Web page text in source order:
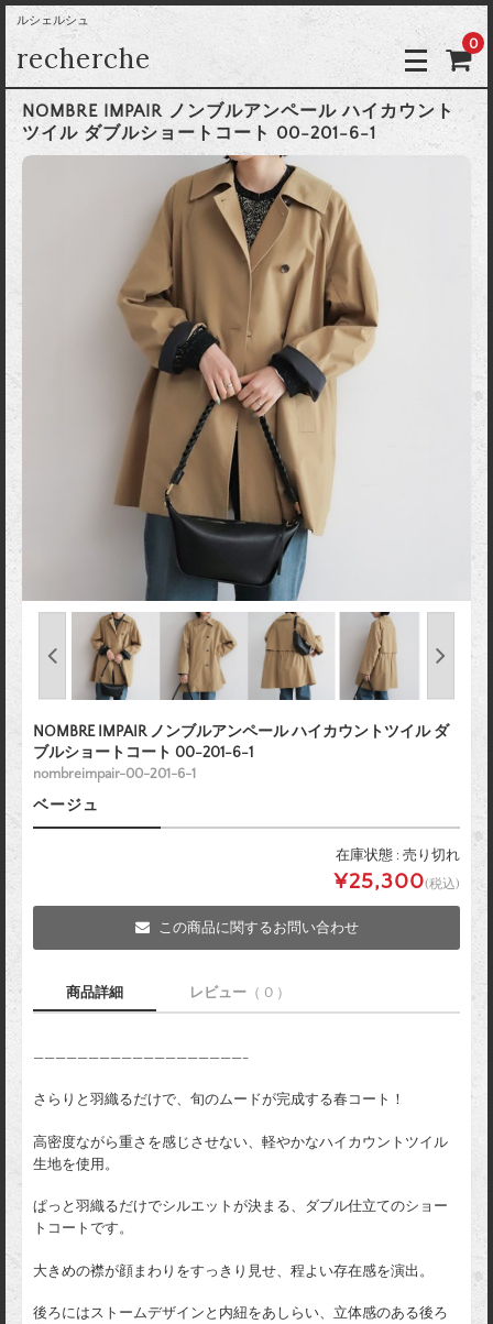
ルシェルシュ
recherche 0
NOMBRE IMPAIR ノンブルアンペール ハイカウント
ツイル ダブルショートコート 00-201-6-1
NOMBRE IMPAIR ノンブルアンペール ハイカウントツイル ダ
ブルショートコート 00-201-6-1
nombreimpair-00-201-6-1
ベージュ
在庫状態 : 売り切れ
¥25,300(税込)
この商品に関するお問い合わせ
商品詳細 レビュー （ 0 ）
———————————————————-
さらりと羽織るだけで、旬のムードが完成する春コート！
高密度ながら重さを感じさせない、軽やかなハイカウントツイル
生地を使用。
ぱっと羽織るだけでシルエットが決まる、ダブル仕立てのショー
トコートです。
大きめの襟が顔まわりをすっきり見せ、程よい存在感を演出。
後ろにはストームデザインと内紐をあしらい、立体感のある後ろ